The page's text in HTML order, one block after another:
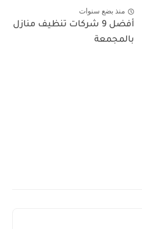
منذ بضع سنوات
أفضل 9 شركات تنظيف منازل
بالمجمعة